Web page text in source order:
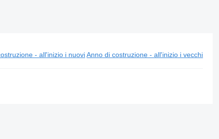
- all'inizio i nuovi Anno di costruzione - all'inizio i vecchi